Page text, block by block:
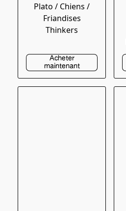
Plato / Chiens /
Friandises
Thinkers
Acheter
maintenant